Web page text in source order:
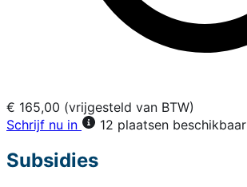
€ 165,00 (vrijgesteld van BTW)
Schrijf nu in
12 plaatsen beschikbaar
Subsidies